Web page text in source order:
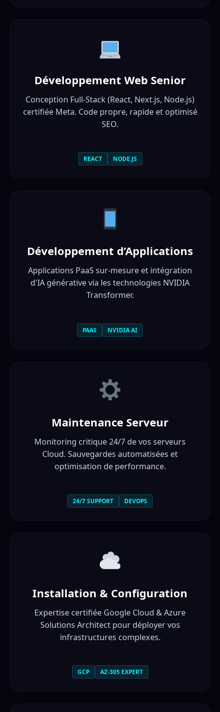
Développement Web Senior
Conception Full-Stack (React, Next.js, Node.js)
certifiée Meta. Code propre, rapide et optimisé
SEO.
REACT NODE.JS
Développement d’Applications
Applications PaaS sur-mesure et intégration
d'IA générative via les technologies NVIDIA
Transformer.
PAAS NVIDIA AI
Maintenance Serveur
Monitoring critique 24/7 de vos serveurs
Cloud. Sauvegardes automatisées et
optimisation de performance.
24/7 SUPPORT DEVOPS
Installation & Configuration
Expertise certifiée Google Cloud & Azure
Solutions Architect pour déployer vos
infrastructures complexes.
GCP AZ-305 EXPERT